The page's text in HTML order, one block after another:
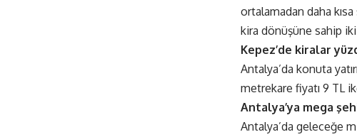
ortalamadan daha kısa
kira dönüşüne sahip
Kepez’de kiralar
Antalya’da konuta
metrekare fiyatı 9 TL
Antalya’ya mega
Antalya’da geleceğe